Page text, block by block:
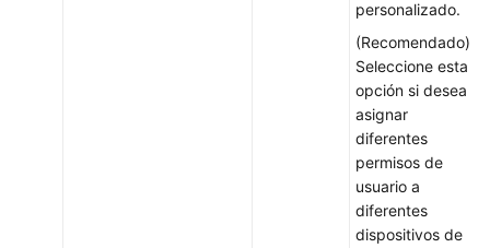
personalizado.
(Recomendado)
Seleccione esta
opción si desea
asignar
diferentes
permisos de
usuario a
diferentes
dispositivos de